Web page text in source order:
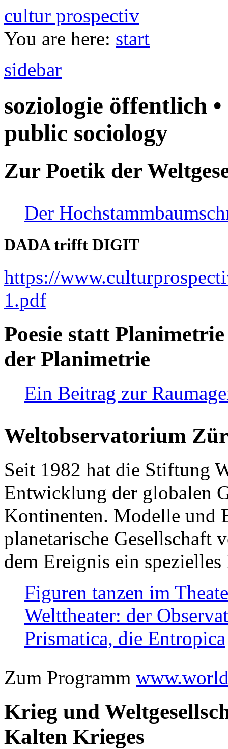
cultur prospectiv
You are here: start
sidebar
soziologie öffentlich
public sociology
Zur Poetik der
Der
DADA trifft DIGIT
https://
1.pdf
Poesie statt
der Planimetrie
Ein Beitrag zur
Weltobservatorium
Seit 1982 hat die Stiftung
Entwicklung der globalen
Kontinenten. Modelle und
planetarische Gesellschaft
dem Ereignis ein
Figuren tanzen im
Welttheater: der
Prismatica, die Entropica
Zum Programm
Krieg und
Kalten Krieges